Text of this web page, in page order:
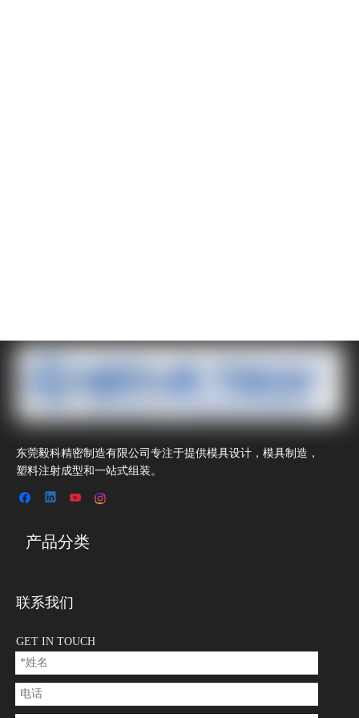
东莞毅科精密制造有限公司专注于提供模具设计，模具制造，
塑料注射成型和一站式组装。
产品分类
联系我们
GET IN TOUCH